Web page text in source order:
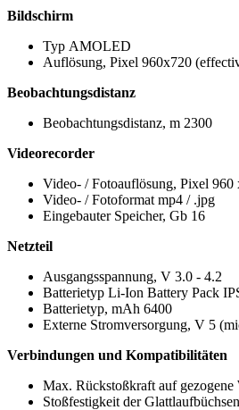
Bildschirm
Typ AMOLED
Auflösung, Pixel 960x720
Beobachtungsdistanz
Beobachtungsdistanz, m 2300
Videorecorder
Video- / Fotoauflösung, Pixel 960
Video- / Fotoformat mp4 / .jpg
Eingebauter Speicher, Gb 16
Netzteil
Ausgangsspannung, V 3.0 - 4.2
Batterietyp Li-Ion Battery Pack
Batterietyp, mAh 6400
Externe Stromversorgung, V 5
Verbindungen und Kompatibilitäten
Max. Rückstoßkraft auf gezogene
Stoßfestigkeit der